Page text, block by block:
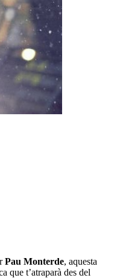
Pau Monterde, aquesta
que t’atraparà des del